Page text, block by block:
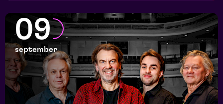
09
september